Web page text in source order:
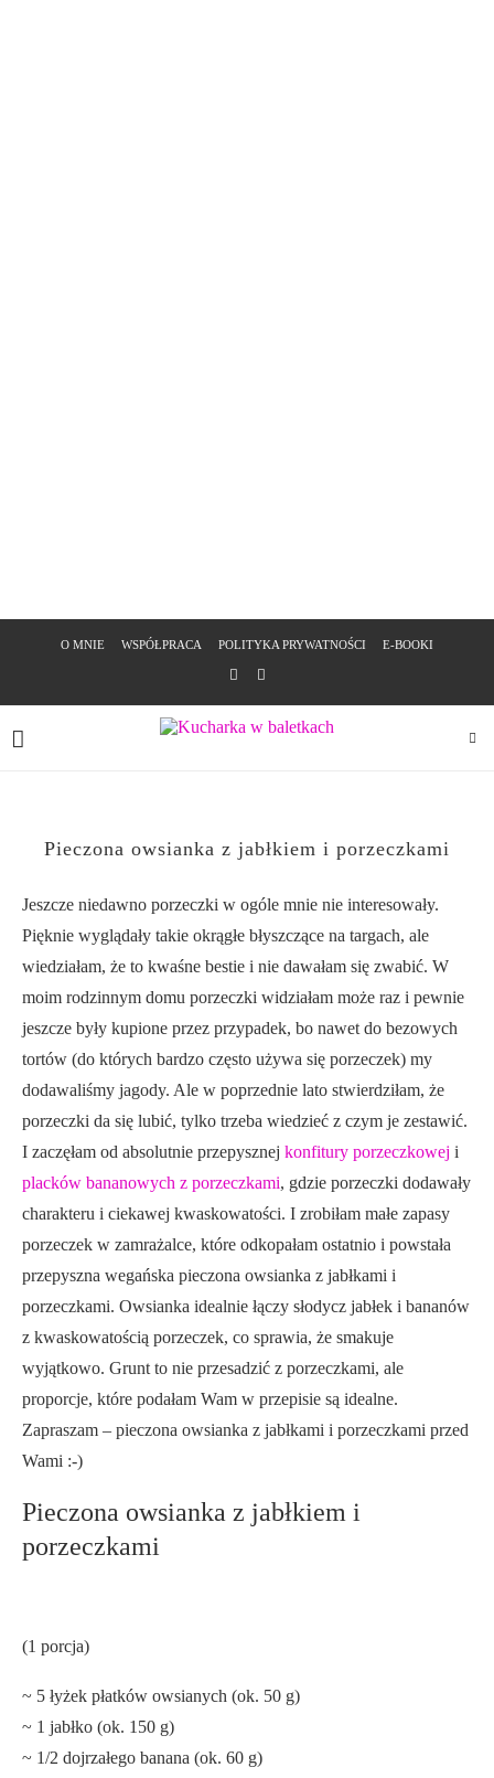
O MNIE WSPÓŁPRACA POLITYKA PRYWATNOŚCI E-BOOKI
Pieczona owsianka z jabłkiem i porzeczkami
Jeszcze niedawno porzeczki w ogóle mnie nie interesowały.
Pięknie wyglądały takie okrągłe błyszczące na targach, ale
wiedziałam, że to kwaśne bestie i nie dawałam się zwabić. W
moim rodzinnym domu porzeczki widziałam może raz i pewnie
jeszcze były kupione przez przypadek, bo nawet do bezowych
tortów (do których bardzo często używa się porzeczek) my
dodawaliśmy jagody. Ale w poprzednie lato stwierdziłam, że
porzeczki da się lubić, tylko trzeba wiedzieć z czym je zestawić.
I zaczęłam od absolutnie przepysznej konfitury porzeczkowej i
placków bananowych z porzeczkami, gdzie porzeczki dodawały
charakteru i ciekawej kwaskowatości. I zrobiłam małe zapasy
porzeczek w zamrażalce, które odkopałam ostatnio i powstała
przepyszna wegańska pieczona owsianka z jabłkami i
porzeczkami. Owsianka idealnie łączy słodycz jabłek i bananów
z kwaskowatością porzeczek, co sprawia, że smakuje
wyjątkowo. Grunt to nie przesadzić z porzeczkami, ale
proporcje, które podałam Wam w przepisie są idealne.
Zapraszam – pieczona owsianka z jabłkami i porzeczkami przed
Wami :-)
Pieczona owsianka z jabłkiem i
porzeczkami
(1 porcja)
~ 5 łyżek płatków owsianych (ok. 50 g)
~ 1 jabłko (ok. 150 g)
~ 1/2 dojrzałego banana (ok. 60 g)